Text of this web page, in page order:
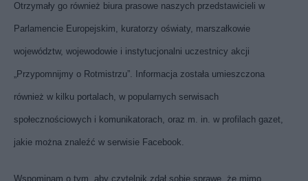
Otrzymały go również biura prasowe naszych przedstawicieli w
Parlamencie Europejskim, kuratorzy oświaty, marszałkowie
województw, wojewodowie i instytucjonalni uczestnicy akcji
„Przypomnijmy o Rotmistrzu”. Informacja została umieszczona
również w kilku portalach, w popularnych serwisach
społecznościowych i komunikatorach, oraz m. in. w profilach gazet,
jakie można znaleźć w serwisie Facebook.
Wspominam o tym, aby czytelnik zdał sobie sprawę, że mimo